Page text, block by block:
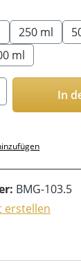
250 ml
ml
Gib
In
BMG-103.5
erstellen